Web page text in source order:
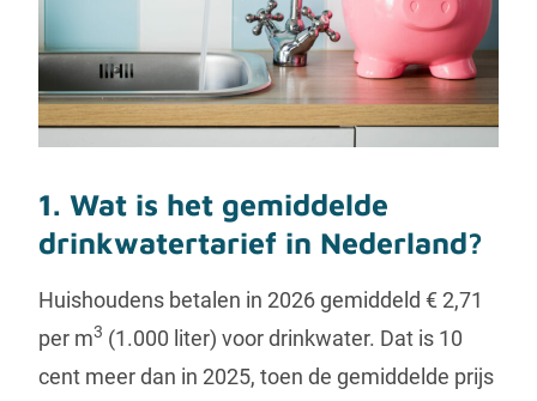
1. Wat is het gemiddelde
drinkwatertarief in Nederland?
Huishoudens betalen in 2026 gemiddeld € 2,71
per m3 (1.000 liter) voor drinkwater. Dat is 10
cent meer dan in 2025, toen de gemiddelde prijs